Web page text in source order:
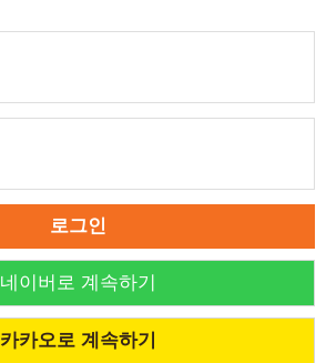
로그인
네이버로 계속하기
카카오로 계속하기